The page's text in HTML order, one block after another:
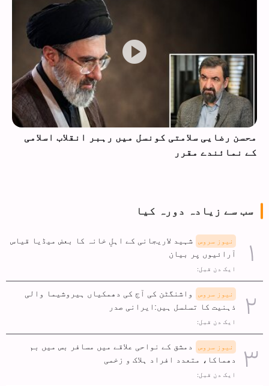
محسن رضایی سلامتی کونسل میں رہبر انقلاب اسلامی
کے نمائندے مقرر
سب سے زیادہ دورہ کیا
نیوز سروس
شہید لاریجانی کے اہلِ خانہ کا بعض میڈیا قیاس
آرائیوں پر بیان
ایک دن قبل:
نیوز سروس
واشنگٹن کی آج کی دھمکیاں ہیروشیما والی
ذہنیت کا تسلسل ہیں:ایرانی صدر
ایک دن قبل:
نیوز سروس
دمشق کے نواحی علاقے میں مسافر بس میں بم
دھماکا، متعدد افراد ہلاک و زخمی
ایک دن قبل: